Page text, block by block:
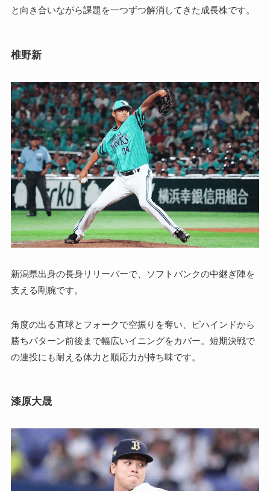
と向き合いながら課題を一つずつ解消してきた成長株です。
椎野新
新潟県出身の長身リリーバーで、ソフトバンクの中継ぎ陣を
支える剛腕です。
角度の出る直球とフォークで空振りを奪い、ビハインドから
勝ちパターン前後まで幅広いイニングをカバー。短期決戦で
の連投にも耐える体力と順応力が持ち味です。
漆原大晟